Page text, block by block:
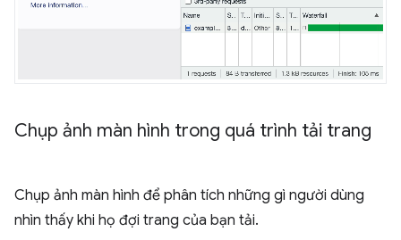
Chụp ảnh màn hình trong quá trình tải trang
Chụp ảnh màn hình để phân tích những gì người dùng
nhìn thấy khi họ đợi trang của bạn tải.